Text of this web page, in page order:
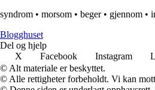
syndrom • morsom • beger• gjennom •
Blogghuset
Del og hjelp
X
Facebook Instagram
© Alt materiale er beskyttet.
© Alle rettigheter forbeholdt. Vi kan